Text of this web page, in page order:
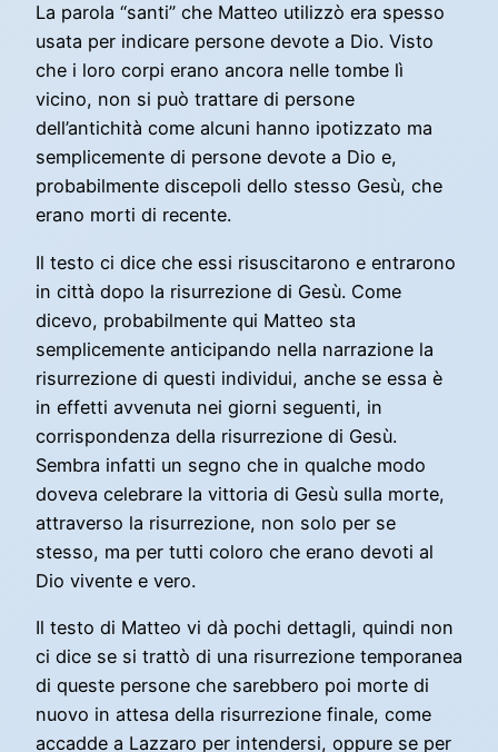
La parola “santi” che Matteo utilizzò era spesso
usata per indicare persone devote a Dio. Visto
che i loro corpi erano ancora nelle tombe lì
vicino, non si può trattare di persone
dell’antichità come alcuni hanno ipotizzato ma
semplicemente di persone devote a Dio e,
probabilmente discepoli dello stesso Gesù, che
erano morti di recente.
Il testo ci dice che essi risuscitarono e entrarono
in città dopo la risurrezione di Gesù. Come
dicevo, probabilmente qui Matteo sta
semplicemente anticipando nella narrazione la
risurrezione di questi individui, anche se essa è
in effetti avvenuta nei giorni seguenti, in
corrispondenza della risurrezione di Gesù.
Sembra infatti un segno che in qualche modo
doveva celebrare la vittoria di Gesù sulla morte,
attraverso la risurrezione, non solo per se
stesso, ma per tutti coloro che erano devoti al
Dio vivente e vero.
Il testo di Matteo vi dà pochi dettagli, quindi non
ci dice se si trattò di una risurrezione temporanea
di queste persone che sarebbero poi morte di
nuovo in attesa della risurrezione finale, come
accadde a Lazzaro per intendersi, oppure se per